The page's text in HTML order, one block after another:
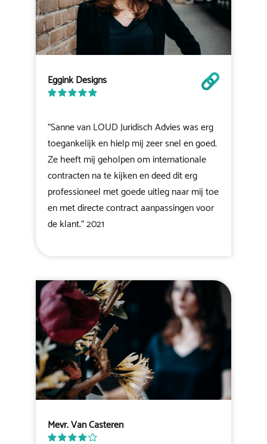
Eggink Designs
"Sanne van LOUD Juridisch Advies was erg
toegankelijk en hielp mij zeer snel en goed.
Ze heeft mij geholpen om internationale
contracten na te kijken en deed dit erg
professioneel met goede uitleg naar mij toe
en met directe contract aanpassingen voor
de klant." 2021
Mevr. Van Casteren